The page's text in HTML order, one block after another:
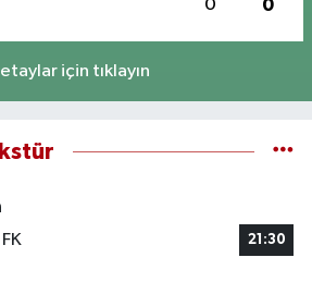
0 0
için tıklayın
21:30